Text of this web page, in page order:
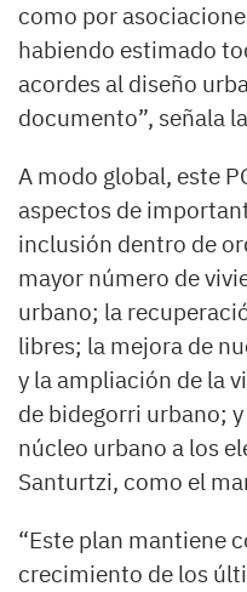
como por
habiendo estimado
acordes al diseño
documento”, señala
A modo global, este
aspectos de
inclusión dentro de
mayor número de
urbano; la
libres; la mejora de
y la ampliación de la
de bidegorri urbano;
núcleo urbano a los
Santurtzi, como el
“Este plan mantiene
crecimiento de los